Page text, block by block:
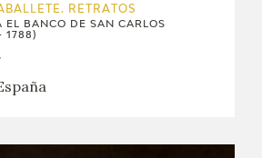
RETRATOS
EL BANCO DE SAN CARLOS
1788)